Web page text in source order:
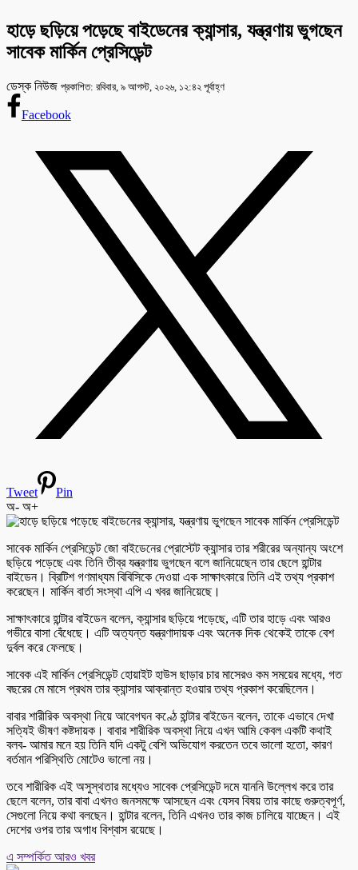
হাড়ে ছড়িয়ে পড়েছে বাইডেনের ক্যান্সার, যন্ত্রণায় ভুগছেন
সাবেক মার্কিন প্রেসিডেন্ট
ডেস্ক নিউজ প্রকাশিত: রবিবার, ৯ আগস্ট, ২০২৬, ১২:৪২ পূর্বাহ্ণ
Facebook
Tweet
Pin
অ- অ+
সাবেক মার্কিন প্রেসিডেন্ট জো বাইডেনের প্রোস্টেট ক্যান্সার তার শরীরের অন্যান্য অংশে
ছড়িয়ে পড়েছে এবং তিনি তীব্র যন্ত্রণায় ভুগছেন বলে জানিয়েছেন তার ছেলে হান্টার
বাইডেন। ব্রিটিশ গণমাধ্যম বিবিসিকে দেওয়া এক সাক্ষাৎকারে তিনি এই তথ্য প্রকাশ
করেছেন। মার্কিন বার্তা সংস্থা এপি এ খবর জানিয়েছে।
সাক্ষাৎকারে হান্টার বাইডেন বলেন, ক্যান্সার ছড়িয়ে পড়েছে, এটি তার হাড়ে এবং আরও
গভীরে বাসা বেঁধেছে। এটি অত্যন্ত যন্ত্রণাদায়ক এবং অনেক দিক থেকেই তাকে বেশ
দুর্বল করে ফেলছে।
সাবেক এই মার্কিন প্রেসিডেন্ট হোয়াইট হাউস ছাড়ার চার মাসেরও কম সময়ের মধ্যে, গত
বছরের মে মাসে প্রথম তার ক্যান্সার আক্রান্ত হওয়ার তথ্য প্রকাশ করেছিলেন।
বাবার শারীরিক অবস্থা নিয়ে আবেগঘন কণ্ঠে হান্টার বাইডেন বলেন, তাকে এভাবে দেখা
সত্যিই ভীষণ কষ্টদায়ক। বাবার শারীরিক অবস্থা নিয়ে এখন আমি কেবল একটি কথাই
বলব- আমার মনে হয় তিনি যদি একটু বেশি অভিযোগ করতেন তবে ভালো হতো, কারণ
বর্তমান পরিস্থিতি মোটেও ভালো নয়।
তবে শারীরিক এই অসুস্থতার মধ্যেও সাবেক প্রেসিডেন্ট দমে যাননি উল্লেখ করে তার
ছেলে বলেন, তার বাবা এখনও জনসমক্ষে আসছেন এবং যেসব বিষয় তার কাছে গুরুত্বপূর্ণ,
সেগুলো নিয়ে কথা বলছেন। হান্টার বলেন, তিনি এখনও তার কাজ চালিয়ে যাচ্ছেন। এই
দেশের ওপর তার অগাধ বিশ্বাস রয়েছে।
এ সম্পর্কিত আরও খবর